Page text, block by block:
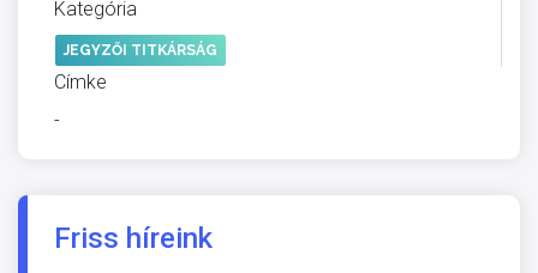
Kategória
JEGYZŐI TITKÁRSÁG
Címke
-
Friss híreink